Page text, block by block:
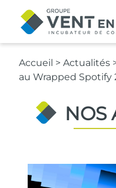
Accueil > Actualités
au Wrapped Spotify
NOS